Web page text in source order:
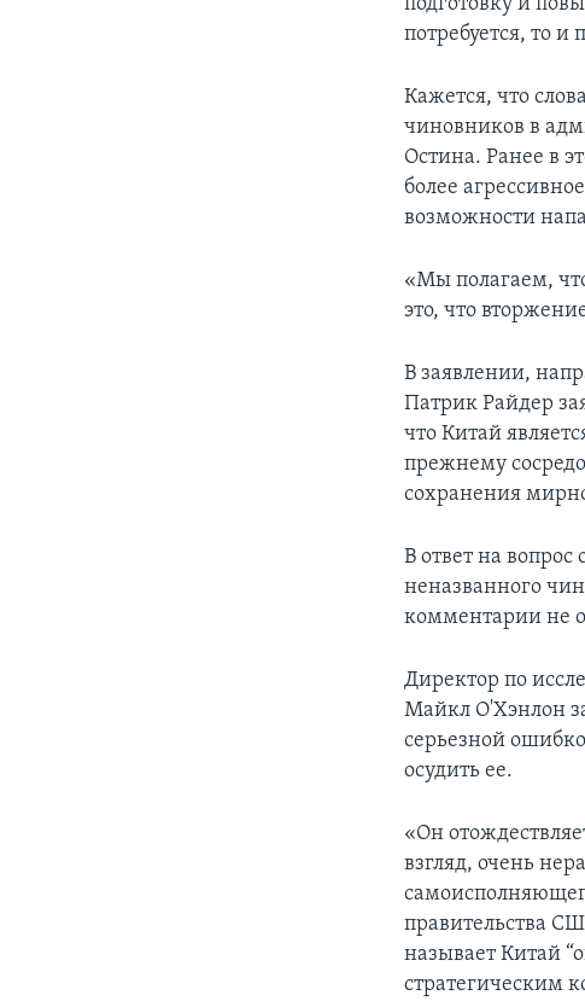
потребуется, то и
Кажется, что
чиновников в
Остина. Ранее в
более
возможности
«Мы полагаем,
это, что
В заявлении,
Патрик Райдер
что Китай
прежнему
сохранения
В ответ на
неназванного
комментарии не
Директор по
Майкл О'Хэнлон
серьезной
осудить ее.
«Он
взгляд, очень
правительства
называет Китай
стратегическим